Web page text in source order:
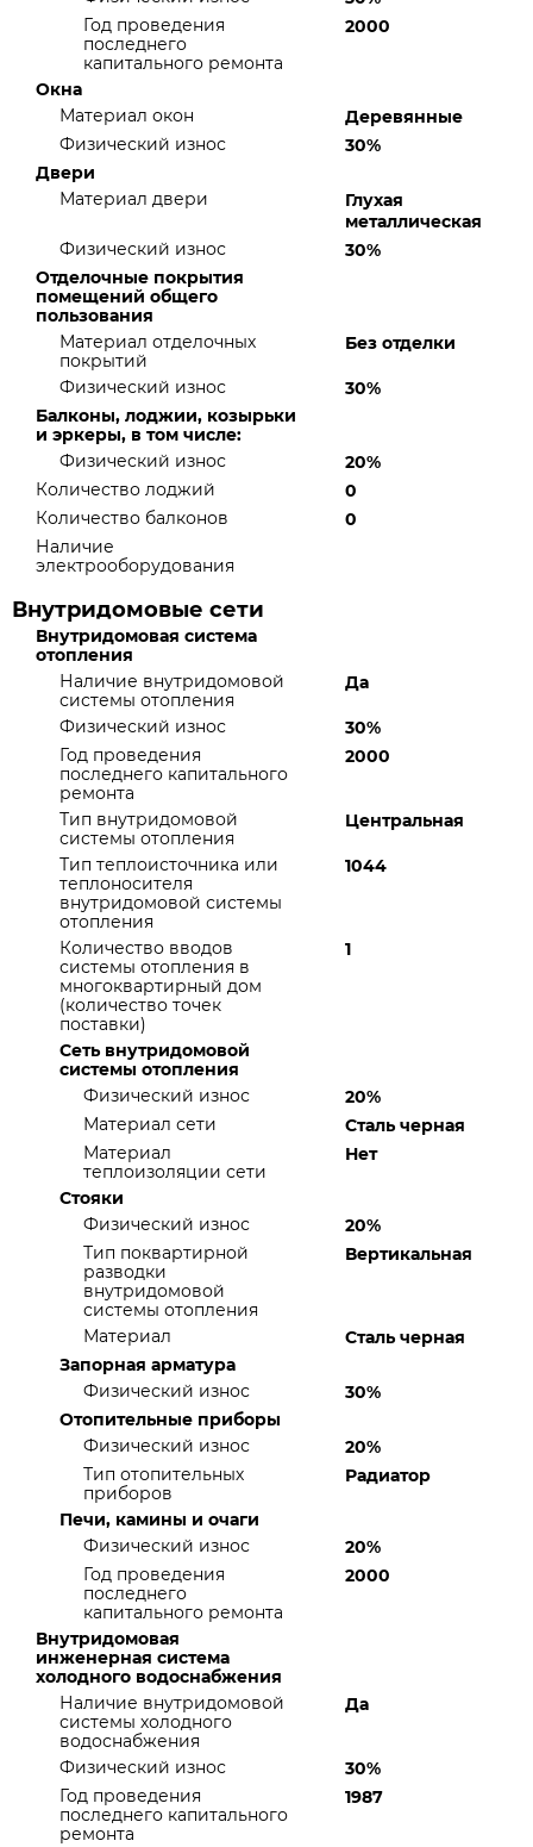
Год проведения
последнего
капитального ремонта
2000
Окна
Материал окон
Деревянные
Физический износ
30%
Двери
Материал двери
Глухая
металлическая
Физический износ
30%
Отделочные покрытия
помещений общего
пользования
Материал отделочных
покрытий
Без отделки
Физический износ
30%
Балконы, лоджии, козырьки
и эркеры, в том числе:
Физический износ
20%
Количество лоджий
0
Количество балконов
0
Наличие
электрооборудования
Внутридомовые сети
Внутридомовая система
отопления
Наличие внутридомовой
системы отопления
Да
Физический износ
30%
Год проведения
последнего капитального
ремонта
2000
Тип внутридомовой
системы отопления
Центральная
Тип теплоисточника или
теплоносителя
внутридомовой системы
отопления
1044
Количество вводов
системы отопления в
многоквартирный дом
(количество точек
поставки)
1
Сеть внутридомовой
системы отопления
Физический износ
20%
Материал сети
Сталь черная
Материал
теплоизоляции сети
Нет
Стояки
Физический износ
20%
Тип поквартирной
разводки
внутридомовой
системы отопления
Вертикальная
Материал
Сталь черная
Запорная арматура
Физический износ
30%
Отопительные приборы
Физический износ
20%
Тип отопительных
приборов
Радиатор
Печи, камины и очаги
Физический износ
20%
Год проведения
последнего
капитального ремонта
2000
Внутридомовая
инженерная система
холодного водоснабжения
Наличие внутридомовой
системы холодного
водоснабжения
Да
Физический износ
30%
Год проведения
последнего капитального
ремонта
1987